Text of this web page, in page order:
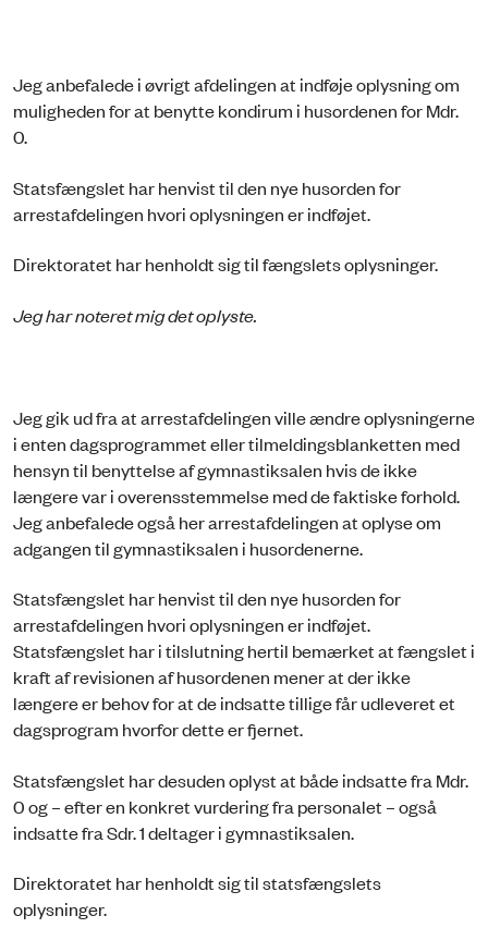
Jeg anbefalede i øvrigt afdelingen at indføje oplysning om
muligheden for at benytte kondirum i husordenen for Mdr.
0.
Statsfængslet har henvist til den nye husorden for
arrestafdelingen hvori oplysningen er indføjet.
Direktoratet har henholdt sig til fængslets oplysninger.
Jeg har noteret mig det oplyste.
Jeg gik ud fra at arrestafdelingen ville ændre oplysningerne
i enten dagsprogrammet eller tilmeldingsblanketten med
hensyn til benyttelse af gymnastiksalen hvis de ikke
længere var i overensstemmelse med de faktiske forhold.
Jeg anbefalede også her arrestafdelingen at oplyse om
adgangen til gymnastiksalen i husordenerne.
Statsfængslet har henvist til den nye husorden for
arrestafdelingen hvori oplysningen er indføjet.
Statsfængslet har i tilslutning hertil bemærket at fængslet i
kraft af revisionen af husordenen mener at der ikke
længere er behov for at de indsatte tillige får udleveret et
dagsprogram hvorfor dette er fjernet.
Statsfængslet har desuden oplyst at både indsatte fra Mdr.
0 og – efter en konkret vurdering fra personalet – også
indsatte fra Sdr. 1 deltager i gymnastiksalen.
Direktoratet har henholdt sig til statsfængslets
oplysninger.